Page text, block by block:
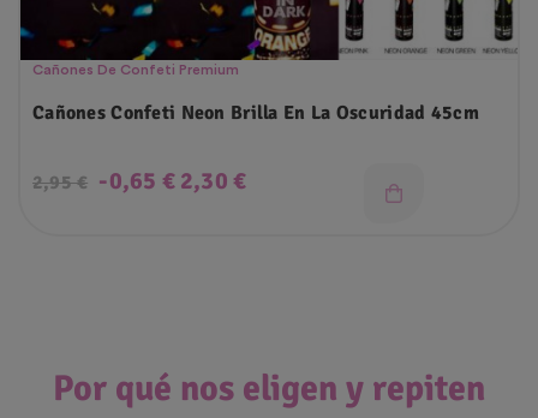
Cañones De Confeti Premium
Cañones Confeti Neon Brilla En La Oscuridad 45cm
Precio
2,95 € -0,65 € Precio
2,30 €
Por qué nos eligen y repiten